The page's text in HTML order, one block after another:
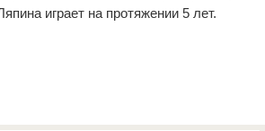
играет на протяжении 5 лет.